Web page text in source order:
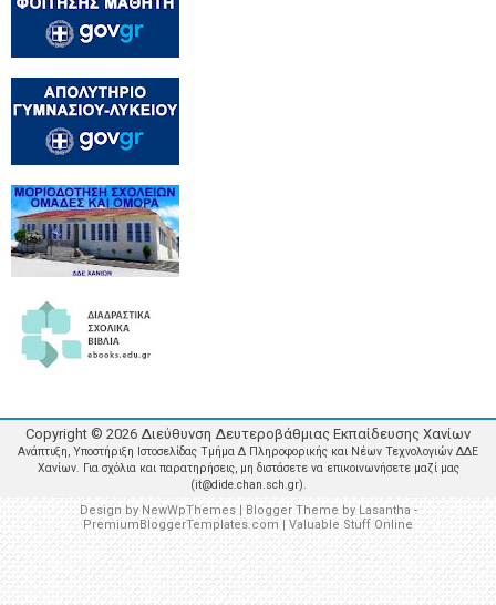
Copyright © 2026 Διεύθυνση Δευτεροβάθμιας Εκπαίδευσης Χανίων
Ανάπτυξη, Υποστήριξη Ιστοσελίδας Τμήμα Δ Πληροφορικής και Νέων Τεχνολογιών ΔΔΕ
Χανίων. Για σχόλια και παρατηρήσεις, μη διστάσετε να επικοινωνήσετε μαζί μας
(it@dide.chan.sch.gr).
Design byNewWpThemes| Blogger Theme byLasantha -
PremiumBloggerTemplates.com| Valuable Stuff Online